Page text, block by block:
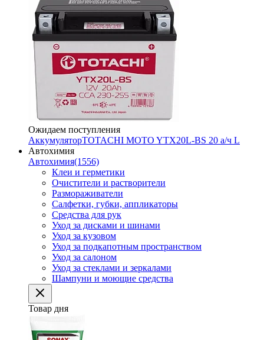
Ожидаем поступления
АккумуляторTOTACHI MOTO YTX20L-BS 20 а/ч L
Автохимия
Автохимия(1556)
Клеи и герметики
Очистители и растворители
Размораживатели
Салфетки, губки, аппликаторы
Средства для рук
Уход за дисками и шинами
Уход за кузовом
Уход за подкапотным пространством
Уход за салоном
Уход за стеклами и зеркалами
Шампуни и моющие средства
Товар дня